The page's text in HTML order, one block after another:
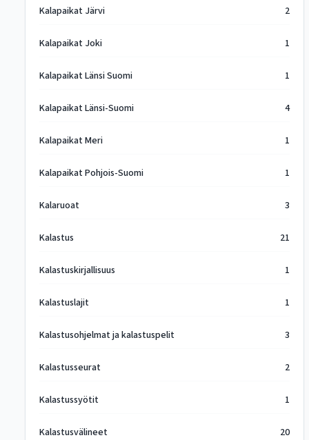
Kalapaikat Järvi 2
Kalapaikat Joki 1
Kalapaikat Länsi Suomi 1
Kalapaikat Länsi-Suomi 4
Kalapaikat Meri 1
Kalapaikat Pohjois-Suomi 1
Kalaruoat 3
Kalastus 21
Kalastuskirjallisuus 1
Kalastuslajit 1
Kalastusohjelmat ja kalastuspelit 3
Kalastusseurat 2
Kalastussyötit 1
Kalastusvälineet 20